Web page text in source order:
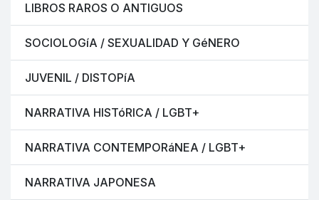
LIBROS RAROS O ANTIGUOS
SOCIOLOGíA / SEXUALIDAD Y GéNERO
JUVENIL / DISTOPíA
NARRATIVA HISTóRICA / LGBT+
NARRATIVA CONTEMPORáNEA / LGBT+
NARRATIVA JAPONESA